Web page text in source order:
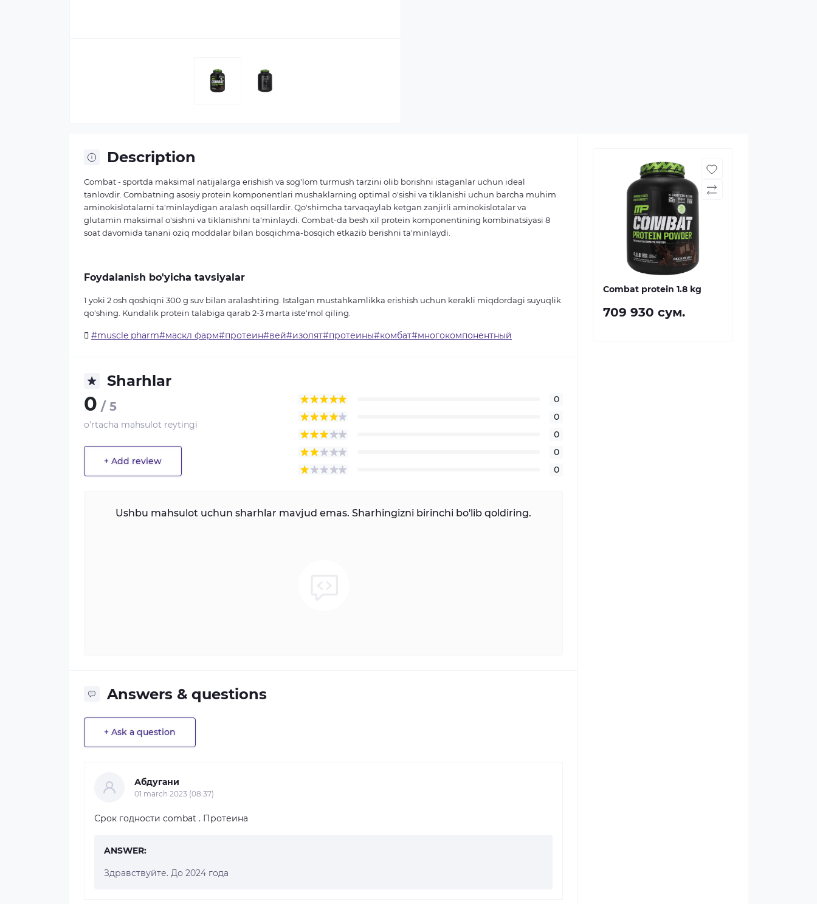
Description
Combat - sportda maksimal natijalarga erishish va sog'lom turmush tarzini olib borishni istaganlar uchun ideal
tanlovdir. Combatning asosiy protein komponentlari mushaklarning optimal o'sishi va tiklanishi uchun barcha muhim
aminokislotalarni ta'minlaydigan aralash oqsillardir. Qo'shimcha tarvaqaylab ketgan zanjirli aminokislotalar va
glutamin maksimal o'sishni va tiklanishni ta'minlaydi. Combat-da besh xil protein komponentining kombinatsiyasi 8
soat davomida tanani oziq moddalar bilan bosqichma-bosqich etkazib berishni ta'minlaydi.
Foydalanish bo'yicha tavsiyalar
1 yoki 2 osh qoshiqni 300 g suv bilan aralashtiring. Istalgan mustahkamlikka erishish uchun kerakli miqdordagi suyuqlik
qo'shing. Kundalik protein talabiga qarab 2-3 marta iste'mol qiling.
#muscle pharm#маскл фарм#протеин#вей#изолят#протеины#комбат#многокомпонентный
Sharhlar
0 / 5
o'rtacha mahsulot reytingi
+ Add review
0
0
0
0
0
Ushbu mahsulot uchun sharhlar mavjud emas. Sharhingizni birinchi bo'lib qoldiring.
Answers & questions
+ Ask a question
Абдугани
01 march 2023 (08:37)
Срок годности combat . Протеина
ANSWER:
Здравствуйте. До 2024 года
Combat protein 1.8 kg
709 930 сум.